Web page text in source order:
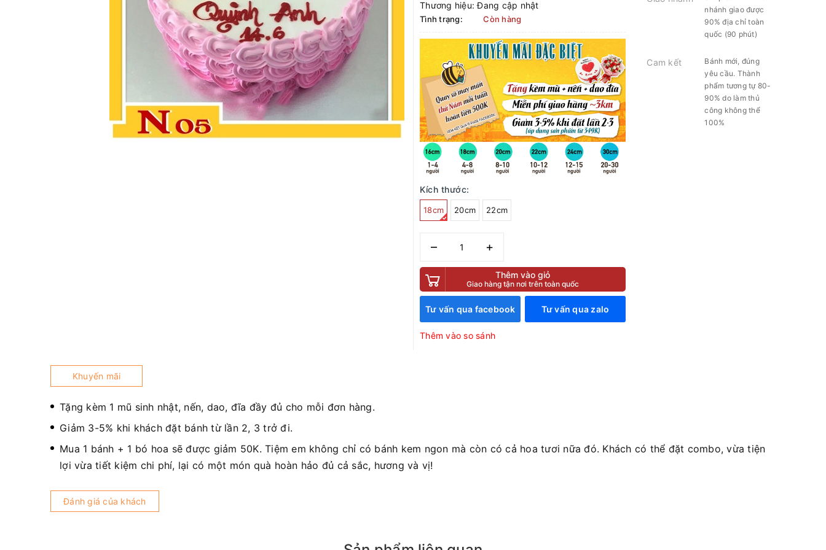
Thương hiệu: Đang cập nhật
Tình trạng: Còn hàng
Kích thước:
18cm 20cm 22cm
– +
Thêm vào giỏ
Giao hàng tận nơi trên toàn quốc
Tư vấn qua facebook Tư vấn qua zalo
Thêm vào so sánh
nhánh giao được
90% địa chỉ toàn
quốc (90 phút)
Cam kết
Bánh mới, đúng
yêu cầu. Thành
phẩm tương tự 80-
90% do làm thủ
công không thể
100%
Khuyến mãi
Tặng kèm 1 mũ sinh nhật, nến, dao, đĩa đầy đủ cho mỗi đơn hàng.
Giảm 3-5% khi khách đặt bánh từ lần 2, 3 trở đi.
Mua 1 bánh + 1 bó hoa sẽ được giảm 50K. Tiệm em không chỉ có bánh kem ngon mà còn có cả hoa tươi nữa đó. Khách có thể đặt combo, vừa tiện
lợi vừa tiết kiệm chi phí, lại có một món quà hoàn hảo đủ cả sắc, hương và vị!
Đánh giá của khách